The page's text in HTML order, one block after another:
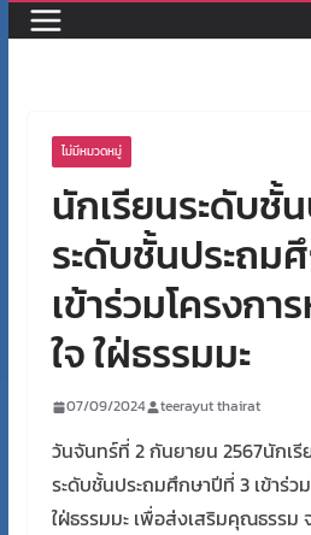
ไม่มีหมวดหมู่
นักเรียนระดับชั้
ระดับชั้นประถม
เข้าร่วมโครงก
ใจ ใฝ่ธรรมมะ
07/09/2024 teerayut thairat
วันจันทร์ที่ 2 กันยายน 2567นักเ
ระดับชั้นประถมศึกษาปีที่ 3 เข้าร่ว
ใฝ่ธรรมมะ เพื่อส่งเสริมคุณธรรม